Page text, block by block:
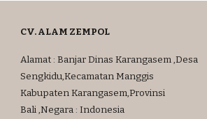
CV. ALAM ZEMPOL
Alamat : Banjar Dinas Karangasem ,Desa
Sengkidu,Kecamatan Manggis
Kabupaten Karangasem,Provinsi
Bali ,Negara : Indonesia